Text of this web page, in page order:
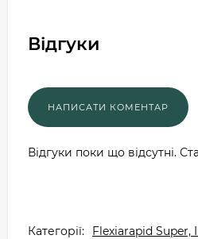
Відгуки
Відгуки поки що відсутні.
Категорії:
Flexiarapid Super,